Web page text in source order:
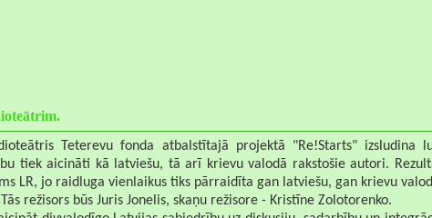
Teterevu fonda atbalstītajā projektā "Re!Starts" izsludina
tiek aicināti kā latviešu, tā arī krievu valodā rakstošie autori.
LR, jo raidluga vienlaikus tiks pārraidīta gan latviešu, gan krievu
režisors būs Juris Jonelis, skaņu režisore - Kristīne Zolotorenko.